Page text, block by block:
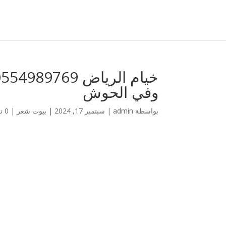
وفي الحوش
بواسطة admin
| سبتمبر 17, 2024 | بيوت شعر | 0 تعليقات